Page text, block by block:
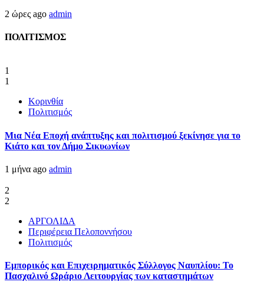
2 ώρες ago admin
ΠΟΛΙΤΙΣΜΟΣ
1
1
Κορινθία
Πολιτισμός
Μια Νέα Εποχή ανάπτυξης και πολιτισμού ξεκίνησε για το
Κιάτο και τον Δήμο Σικυωνίων
1 μήνα ago admin
2
2
ΑΡΓΟΛΙΔΑ
Περιφέρεια Πελοποννήσου
Πολιτισμός
Εμπορικός και Επιχειρηματικός Σύλλογος Ναυπλίου: Το
Πασχαλινό Ωράριο Λειτουργίας των καταστημάτων